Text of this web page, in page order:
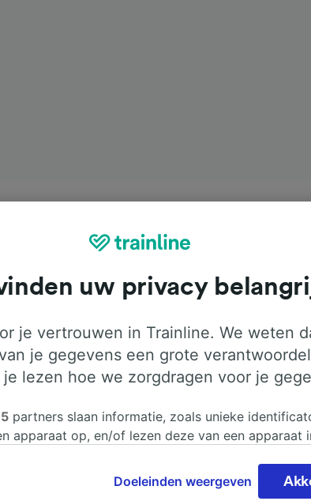
reizen? Begin
uw privacy
je vertrouwen in Trainline. We weten
je gegevens een grote
lezen hoe we zorgdragen voor je
partners slaan informatie, zoals unieke
apparaat op, en/of lezen deze van een apparaat
te klikken. Daaronder valt ook je recht om
in alle gevallen dat er voor de verwerking een
Doeleinden weergeven